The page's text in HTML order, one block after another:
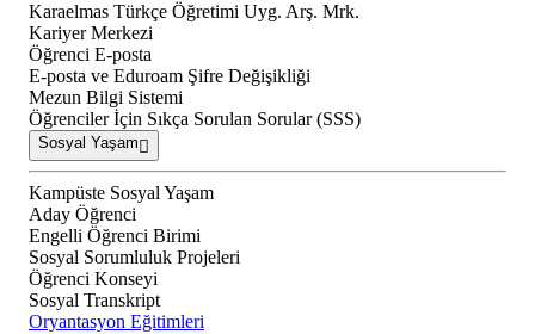
Karaelmas Türkçe Öğretimi Uyg. Arş. Mrk.
Kariyer Merkezi
Öğrenci E-posta
E-posta ve Eduroam Şifre Değişikliği
Mezun Bilgi Sistemi
Öğrenciler İçin Sıkça Sorulan Sorular (SSS)
Sosyal Yaşam
Kampüste Sosyal Yaşam
Aday Öğrenci
Engelli Öğrenci Birimi
Sosyal Sorumluluk Projeleri
Öğrenci Konseyi
Sosyal Transkript
Oryantasyon Eğitimleri